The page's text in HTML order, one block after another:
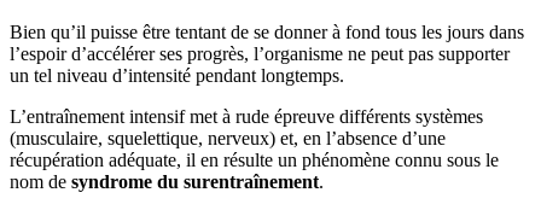
Bien qu’il puisse être tentant de se donner à fond tous les jours dans
l’espoir d’accélérer ses progrès, l’organisme ne peut pas supporter
un tel niveau d’intensité pendant longtemps.
L’entraînement intensif met à rude épreuve différents systèmes
(musculaire, squelettique, nerveux) et, en l’absence d’une
récupération adéquate, il en résulte un phénomène connu sous le
nom de syndrome du surentraînement.